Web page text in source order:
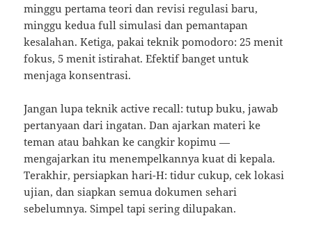
minggu pertama teori dan revisi regulasi baru,
minggu kedua full simulasi dan pemantapan
kesalahan. Ketiga, pakai teknik pomodoro: 25 menit
fokus, 5 menit istirahat. Efektif banget untuk
menjaga konsentrasi.
Jangan lupa teknik active recall: tutup buku, jawab
pertanyaan dari ingatan. Dan ajarkan materi ke
teman atau bahkan ke cangkir kopimu —
mengajarkan itu menempelkannya kuat di kepala.
Terakhir, persiapkan hari-H: tidur cukup, cek lokasi
ujian, dan siapkan semua dokumen sehari
sebelumnya. Simpel tapi sering dilupakan.